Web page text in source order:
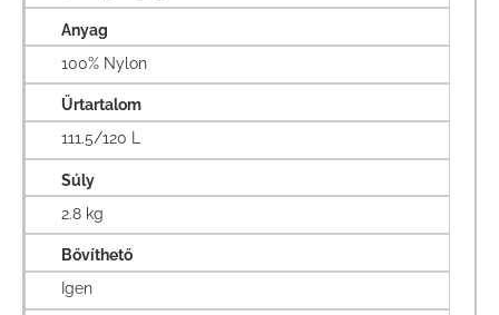
Anyag
100% Nylon
Űrtartalom
111.5/120 L
Súly
2.8 kg
Bővíthető
Igen